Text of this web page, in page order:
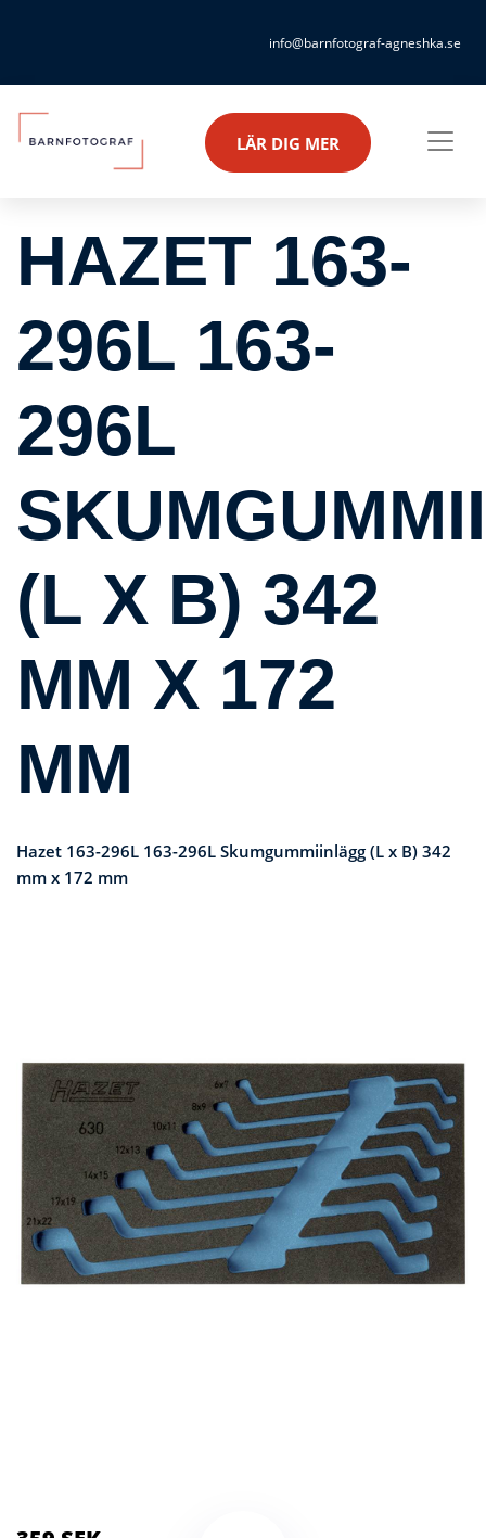
info@barnfotograf-agneshka.se
LÄR DIG MER
HAZET 163-
296L 163-
296L
(L X B) 342
MM X 172
MM
Hazet 163-296L 163-296L Skumgummiinlägg (L x B) 342
mm x 172 mm